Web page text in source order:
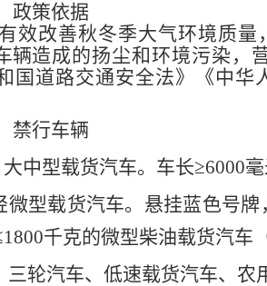
政策依据
效改善秋冬季大气环境质
辆造成的扬尘和环境污染，
国道路交通安全法》《中
禁行车辆
大中型载货汽车。车长≥6000
微型载货汽车。悬挂蓝色号牌
千克的微型柴油载货汽车
三轮汽车、低速载货汽车、农